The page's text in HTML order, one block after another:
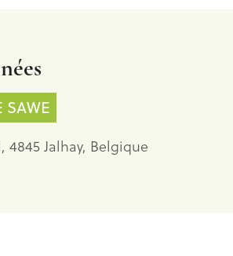
SAWE
4845 Jalhay, Belgique